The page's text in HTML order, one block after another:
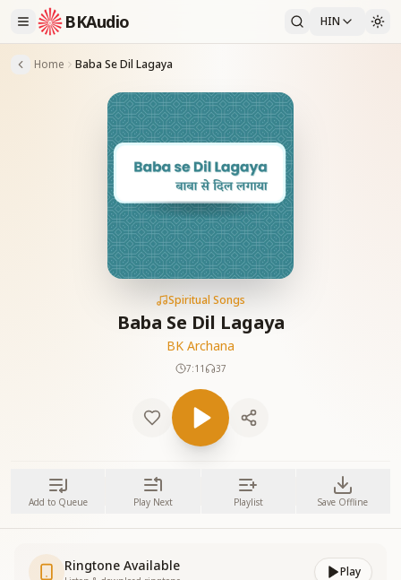
BKAudio HIN
Home Baba Se Dil Lagaya
Spiritual Songs
Baba Se Dil Lagaya
BK Archana
7:11 37
Add to Queue Play Next Playlist Save Offline
Ringtone Available Play